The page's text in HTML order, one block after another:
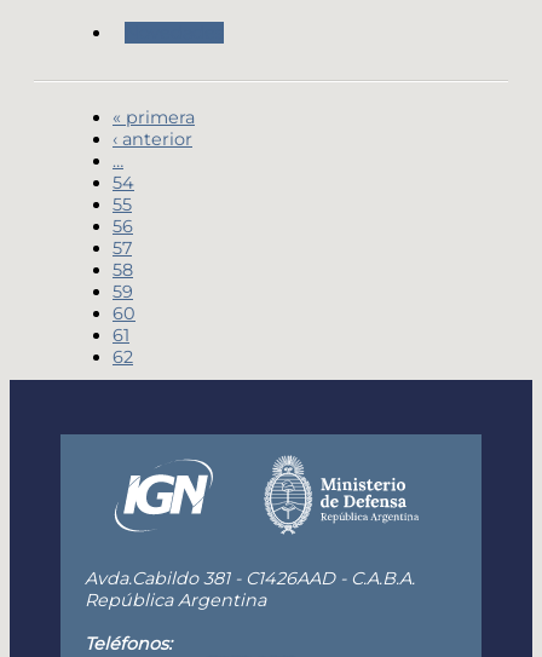
« primera
‹ anterior
…
54
55
56
57
58
59
60
61
62
Avda.Cabildo 381 - C1426AAD - C.A.B.A.
República Argentina
Teléfonos: